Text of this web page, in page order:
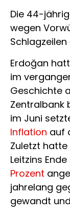
Die 44-
wegen
Erdoğan
im
Geschichte
Zentralbank
im Juni
Inflation auf
Zuletzt
Leitzins
Prozent
jahrelang
gewandt